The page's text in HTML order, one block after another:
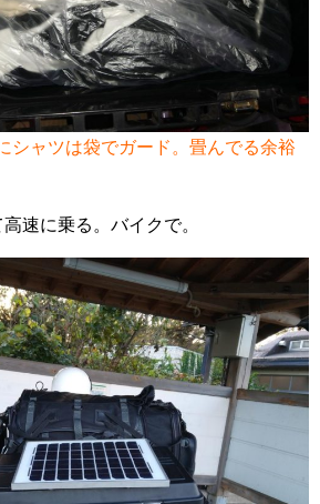
シャツは袋でガード。畳んでる余裕
速に乗る。バイクで。